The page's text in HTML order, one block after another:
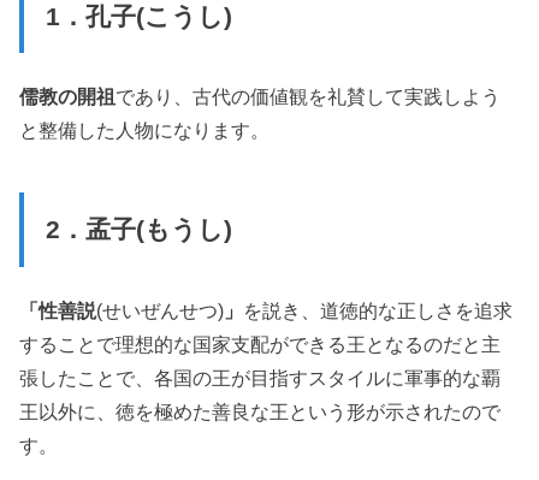
1．孔子(こうし)
儒教の開祖であり、古代の価値観を礼賛して実践しよう
と整備した人物になります。
2．孟子(もうし)
「性善説(せいぜんせつ) 」 を説き、道徳的な正しさを追求
することで理想的な国家支配ができる王となるのだと主
張したことで、各国の王が目指すスタイルに軍事的な覇
王以外に、徳を極めた善良な王という形が示されたので
す。